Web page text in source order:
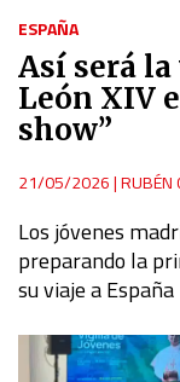
ESPAÑA
Así será
León XIV
show”
21/05/2026|RUBÉN
Los jóvenes
preparando la
su viaje a España